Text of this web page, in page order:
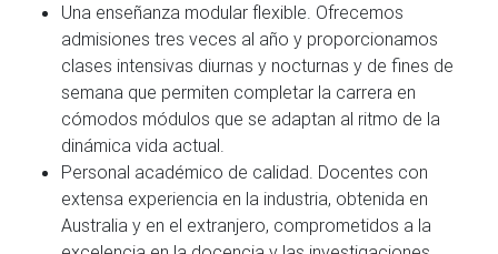
Una enseñanza modular flexible. Ofrecemos
admisiones tres veces al año y proporcionamos
clases intensivas diurnas y nocturnas y de fines de
semana que permiten completar la carrera en
cómodos módulos que se adaptan al ritmo de la
dinámica vida actual.
Personal académico de calidad. Docentes con
extensa experiencia en la industria, obtenida en
Australia y en el extranjero, comprometidos a la